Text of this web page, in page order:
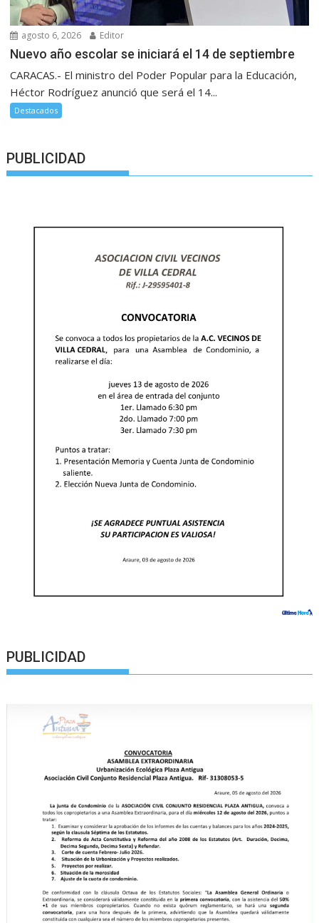
agosto 6, 2026 Editor
Nuevo año escolar se iniciará el 14 de septiembre
CARACAS.- El ministro del Poder Popular para la Educación,
Héctor Rodríguez anunció que será el 14...
Destacados
PUBLICIDAD
PUBLICIDAD